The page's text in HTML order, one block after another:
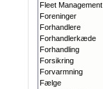
Fleet Management
Foreninger
Forhandlere
Forhandlerkæde
Forhandling
Forsikring
Forvarmning
Fælge